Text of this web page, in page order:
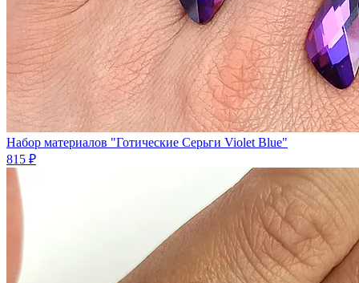
Набор материалов "Готические Серьги Violet Blue"
815 ₽